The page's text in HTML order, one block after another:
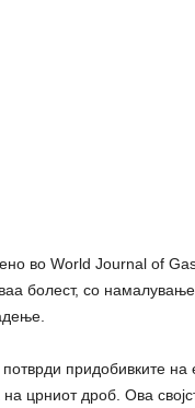
во World Journal of
болест, со
потврди придобивките
црниот дроб. Ова